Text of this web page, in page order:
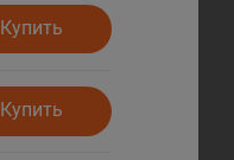
Купить
Купить